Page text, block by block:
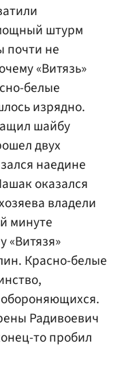
штурм
почти не
«Витязь»
белые
изрядно.
шайбу
двух
наедине
оказался
владели
минуте
«Витязя»
Красно-белые
Радивоевич
то пробил